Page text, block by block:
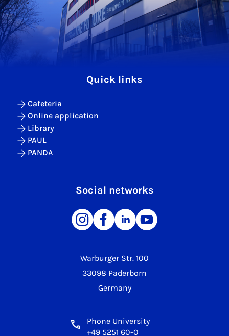
Warburger Str. 100
33098 Paderborn
Germany
Phone University
+49 5251 60-0
Quick links
Cafeteria
Online application
Library
PAUL
PANDA
Social networks